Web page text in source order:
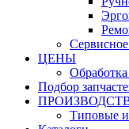
ЦЕНЫ
Подбор
Типовые